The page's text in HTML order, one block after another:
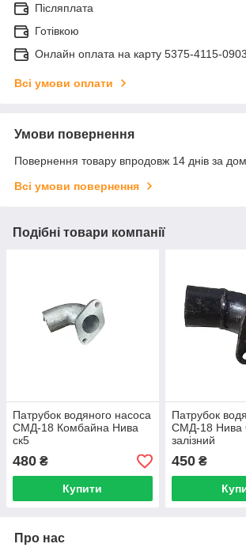
Післяплата
Готівкою
Онлайн оплата на карту 5375-4115-
Всі умови оплати
Умови повернення
Повернення товару впродовж 14 днів за
Всі умови повернення
Подібні товари компанії
Патрубок водяного насоса
СМД-18 Комбайна Нива
ск5
480 ₴
Купити
Патрубок
СМД-18 Нива
залізний
450₴
Про нас